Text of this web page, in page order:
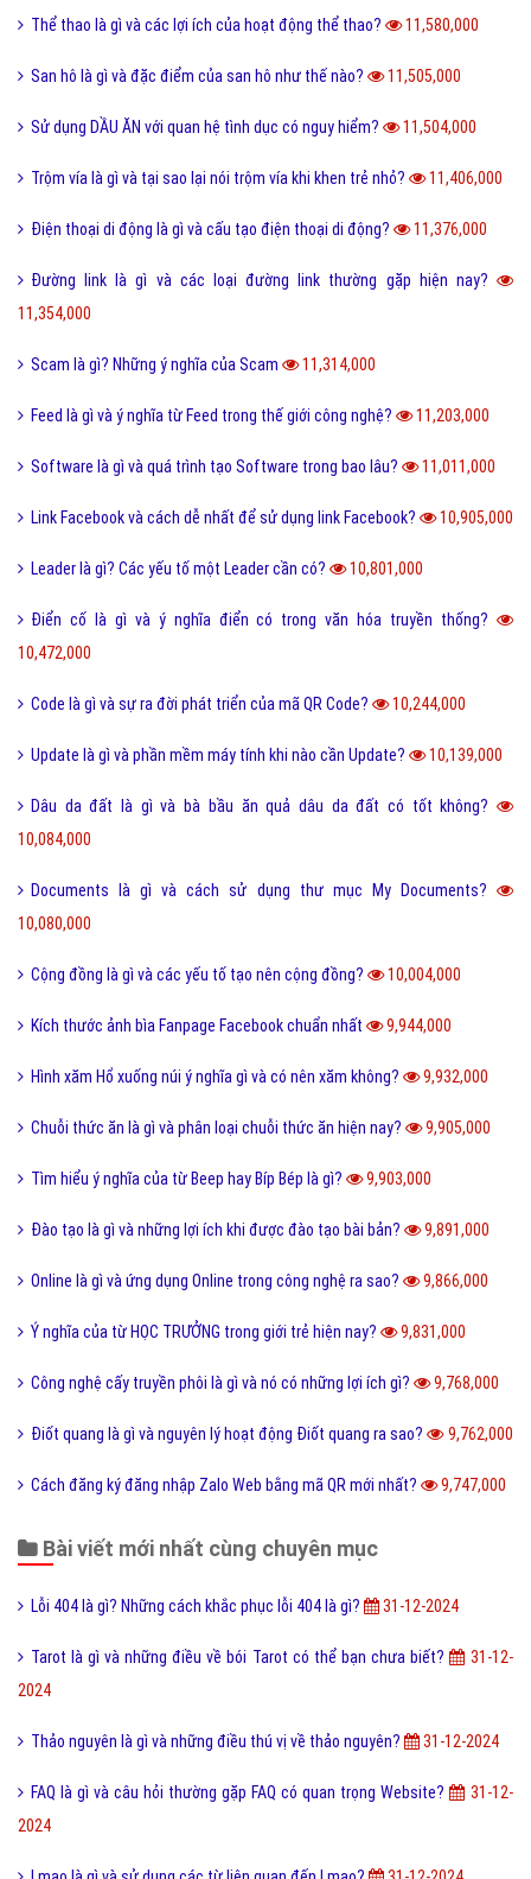
Thể thao là gì và các lợi ích của hoạt động thể thao? 11,580,000
San hô là gì và đặc điểm của san hô như thế nào? 11,505,000
Sử dụng DẦU ĂN với quan hệ tình dục có nguy hiểm? 11,504,000
Trộm vía là gì và tại sao lại nói trộm vía khi khen trẻ nhỏ? 11,406,000
Điện thoại di động là gì và cấu tạo điện thoại di động? 11,376,000
Đường link là gì và các loại đường link thường gặp hiện nay?
11,354,000
Scam là gì? Những ý nghĩa của Scam 11,314,000
Feed là gì và ý nghĩa từ Feed trong thế giới công nghệ? 11,203,000
Software là gì và quá trình tạo Software trong bao lâu? 11,011,000
Link Facebook và cách dễ nhất để sử dụng link Facebook? 10,905,000
Leader là gì? Các yếu tố một Leader cần có? 10,801,000
Điển cố là gì và ý nghĩa điển có trong văn hóa truyền thống?
10,472,000
Code là gì và sự ra đời phát triển của mã QR Code? 10,244,000
Update là gì và phần mềm máy tính khi nào cần Update? 10,139,000
Dâu da đất là gì và bà bầu ăn quả dâu da đất có tốt không?
10,084,000
Documents là gì và cách sử dụng thư mục My Documents?
10,080,000
Cộng đồng là gì và các yếu tố tạo nên cộng đồng? 10,004,000
Kích thước ảnh bìa Fanpage Facebook chuẩn nhất 9,944,000
Hình xăm Hổ xuống núi ý nghĩa gì và có nên xăm không? 9,932,000
Chuỗi thức ăn là gì và phân loại chuỗi thức ăn hiện nay? 9,905,000
Tìm hiểu ý nghĩa của từ Beep hay Bíp Bép là gì? 9,903,000
Đào tạo là gì và những lợi ích khi được đào tạo bài bản? 9,891,000
Online là gì và ứng dụng Online trong công nghệ ra sao? 9,866,000
Ý nghĩa của từ HỌC TRƯỞNG trong giới trẻ hiện nay? 9,831,000
Công nghệ cấy truyền phôi là gì và nó có những lợi ích gì? 9,768,000
Điốt quang là gì và nguyên lý hoạt động Điốt quang ra sao? 9,762,000
Cách đăng ký đăng nhập Zalo Web bằng mã QR mới nhất? 9,747,000
Bài viết mới nhất cùng chuyên mục
Lỗi 404 là gì? Những cách khắc phục lỗi 404 là gì? 31-12-2024
Tarot là gì và những điều về bói Tarot có thể bạn chưa biết?
31-12-
2024
Thảo nguyên là gì và những điều thú vị về thảo nguyên? 31-12-2024
FAQ là gì và câu hỏi thường gặp FAQ có quan trọng Website?
31-12-
2024